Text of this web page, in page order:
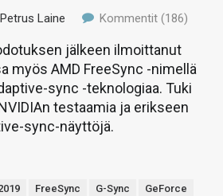
Petrus Laine Kommentit (186)
jälkeen ilmoittanut
myös AMD FreeSync -nimellä
sync -teknologiaa. Tuki
testaamia ja erikseen
sync-näyttöjä.
FreeSync G-Sync
GeForce